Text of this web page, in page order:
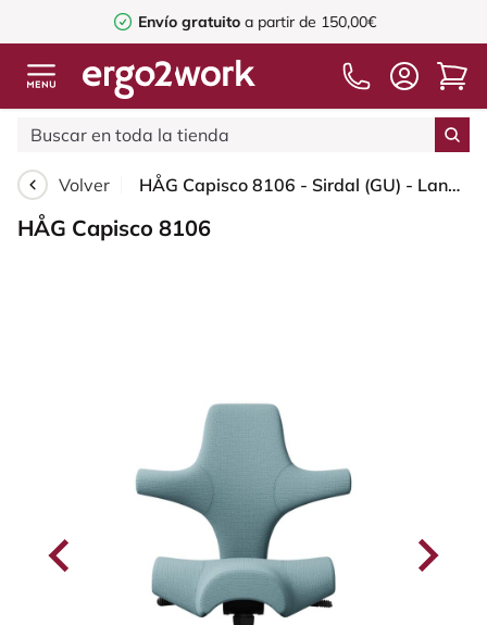
Envío gratuito a partir de 150,00€
Volver HÅG Capisco 8106 - Sirdal (GU) - Lana - SRD730 Blue - White - 265 mm (seat height 53-79cm) - Soft castors for hard floors
HÅG Capisco 8106